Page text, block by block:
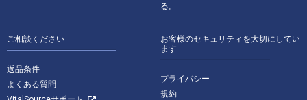
る。
ご相談ください
返品条件
よくある質問
お客様のセキュリティを大切にしてい
ます
プライバシー
規約